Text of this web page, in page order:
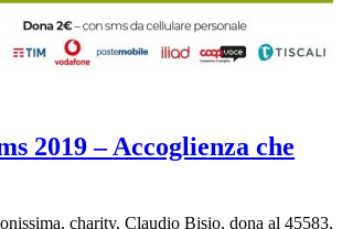
2019 – Accoglienza che
charity, Claudio Bisio, dona al 45583,